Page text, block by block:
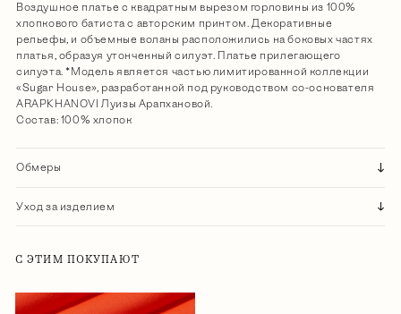
Воздушное платье c квадратным вырезом горловины из 100%
хлопкового батиста с авторским принтом. Декоративные
рельефы, и объемные воланы расположились на боковых частях
платья, образуя утонченный силуэт. Платье прилегающего
силуэта. *Модель является частью лимитированной коллекции
«Sugar House», разработанной под руководством со-основателя
ARAPKHANOVI Луизы Арапхановой.
Состав: 100% хлопок
Обмеры
Уход за изделием
С ЭТИМ ПОКУПАЮТ